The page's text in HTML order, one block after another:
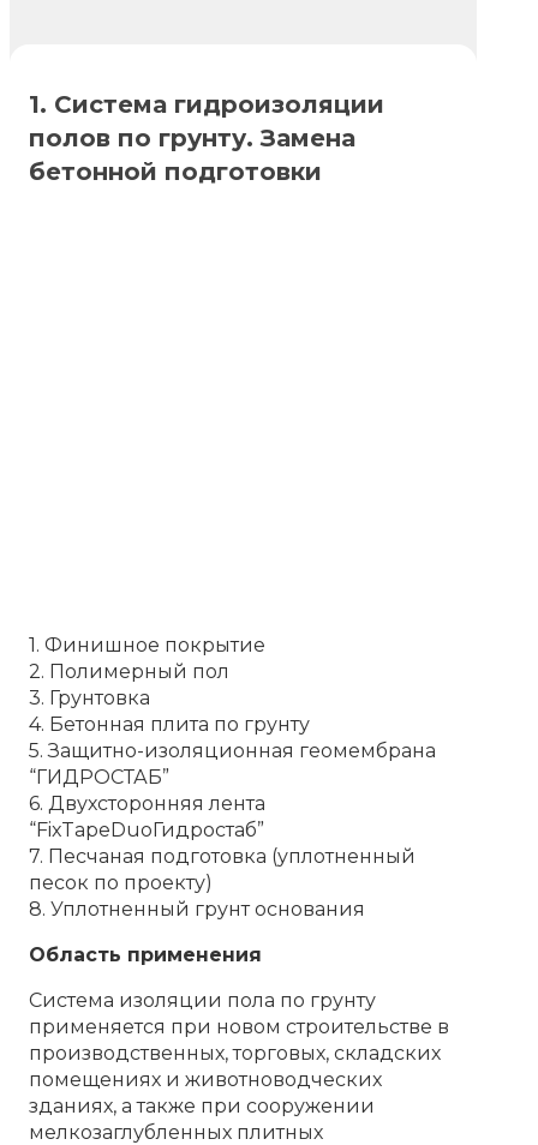
1. Система гидроизоляции
полов по грунту. Замена
бетонной подготовки
1. Финишное покрытие
2. Полимерный пол
3. Грунтовка
4. Бетонная плита по грунту
5. Защитно-изоляционная геомембрана
“ГИДРОСТАБ”
6. Двухсторонняя лента
“FixTapeDuoГидростаб”
7. Песчаная подготовка (уплотненный
песок по проекту)
8. Уплотненный грунт основания
Область применения
Система изоляции пола по грунту
применяется при новом строительстве в
производственных, торговых, складских
помещениях и животноводческих
зданиях, а также при сооружении
мелкозаглубленных плитных